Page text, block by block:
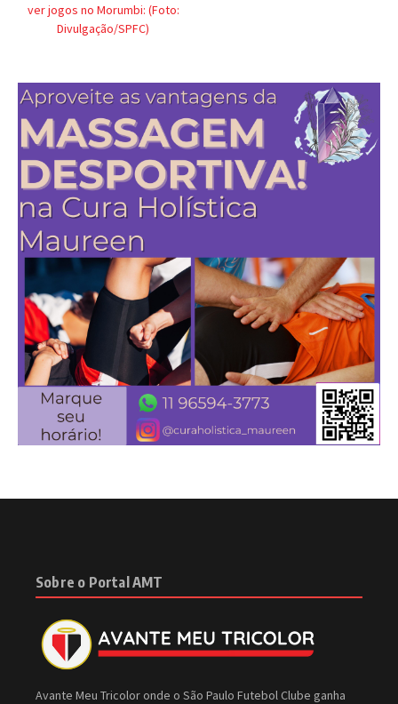
ver jogos no Morumbi: (Foto:
Divulgação/SPFC)
Sobre o Portal AMT
Avante Meu Tricolor onde o São Paulo Futebol Clube ganha